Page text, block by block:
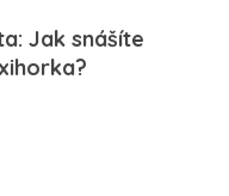
Jak snášíte